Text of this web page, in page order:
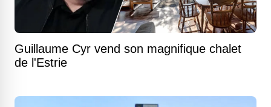
Guillaume Cyr vend son magnifique chalet
de l'Estrie